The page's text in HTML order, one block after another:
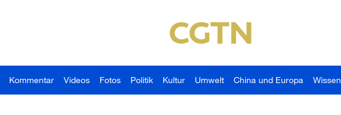
Kommentar Videos Fotos Politik Kultur Umwelt China und Europa Wissen